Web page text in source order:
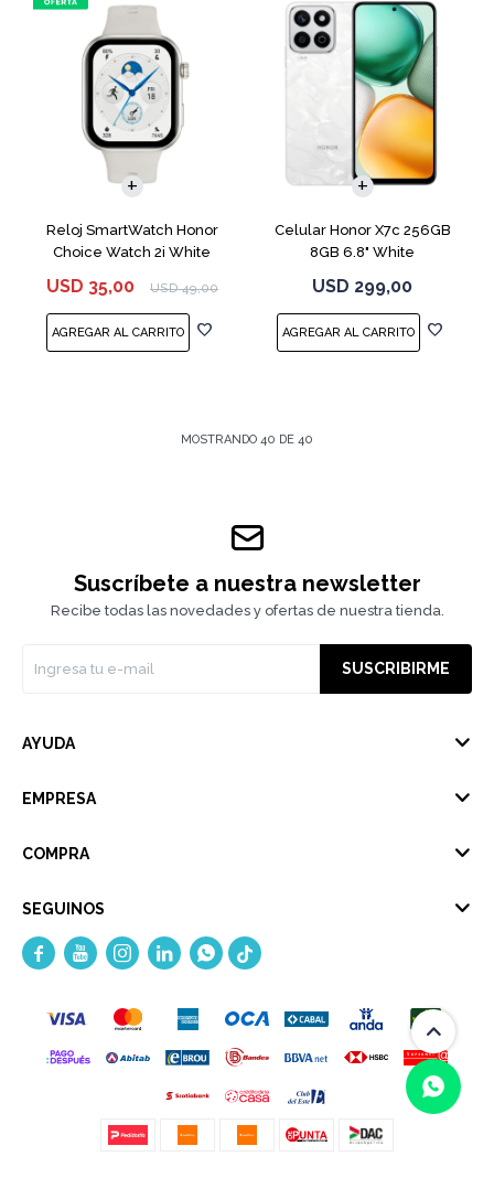
Reloj SmartWatch Honor
Choice Watch 2i White
USD 35,00 USD 49,00
Celular Honor X7c 256GB
8GB 6.8" White
USD 299,00
COMPARAR
MOSTRANDO 40 DE 40
Suscríbete a nuestra newsletter
Recibe todas las novedades y ofertas de nuestra tienda.
SUSCRIBIRME
AYUDA
EMPRESA
COMPRA
SEGUINOS
    